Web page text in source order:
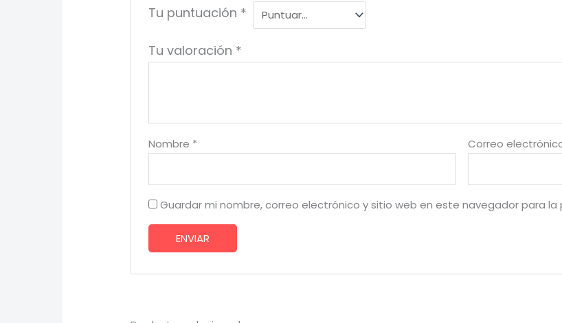
Tu puntuación *
Tu valoración *
Nombre * Correo
Guardar mi nombre, correo electrónico y sitio web en este navegador para